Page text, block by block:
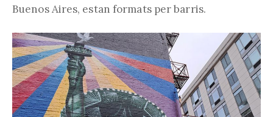
Buenos Aires, estan formats per barris.